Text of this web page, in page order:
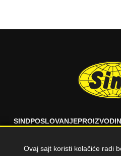
SINDPOSLOVANJEPROIZVODI
FAQ
© 2026 SIND d.o.o.
Ovaj sajt koristi kolačiće radi